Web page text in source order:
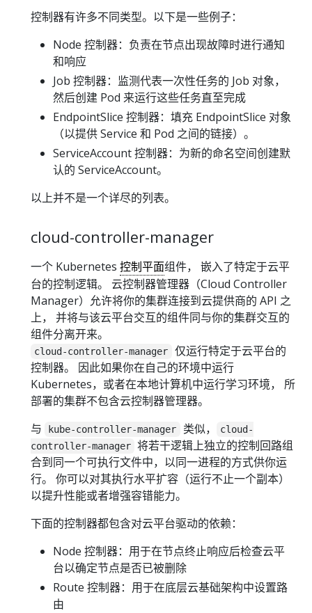
控制器有许多不同类型。以下是一些例子：
Node 控制器：负责在节点出现故障时进行通知
和响应
Job 控制器：监测代表一次性任务的 Job 对象，
然后创建 Pod 来运行这些任务直至完成
EndpointSlice 控制器：填充 EndpointSlice 对象
（以提供 Service 和 Pod 之间的链接）。
ServiceAccount 控制器：为新的命名空间创建默
认的 ServiceAccount。
以上并不是一个详尽的列表。
cloud-controller-manager
一个 Kubernetes 控制平面组件， 嵌入了特定于云平
台的控制逻辑。 云控制器管理器（Cloud Controller
Manager）允许将你的集群连接到云提供商的 API 之
上， 并将与该云平台交互的组件同与你的集群交互的
组件分离开来。
cloud-controller-manager
仅运行特定于云平台的
控制器。 因此如果你在自己的环境中运行
Kubernetes，或者在本地计算机中运行学习环境， 所
部署的集群不包含云控制器管理器。
与
kube-controller-manager 类似，
cloud-
controller-manager 将若干逻辑上独立的控制回路组
合到同一个可执行文件中，以同一进程的方式供你运
行。 你可以对其执行水平扩容（运行不止一个副本）
以提升性能或者增强容错能力。
下面的控制器都包含对云平台驱动的依赖：
Node 控制器：用于在节点终止响应后检查云平
台以确定节点是否已被删除
Route 控制器：用于在底层云基础架构中设置路
由